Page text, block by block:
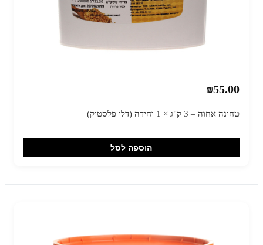
₪55.00
טחינה אחוה – 3 ק"ג × 1 יחידה (דלי פלסטיק)
הוספה לסל